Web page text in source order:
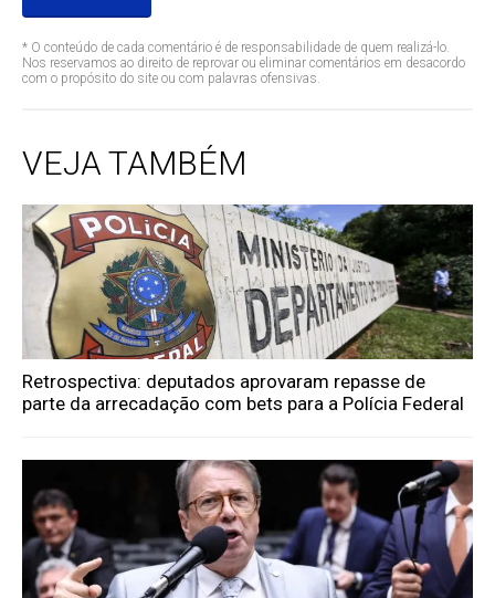
* O conteúdo de cada comentário é de responsabilidade de quem realizá-lo.
Nos reservamos ao direito de reprovar ou eliminar comentários em desacordo
com o propósito do site ou com palavras ofensivas.
VEJA TAMBÉM
Retrospectiva: deputados aprovaram repasse de
parte da arrecadação com bets para a Polícia Federal